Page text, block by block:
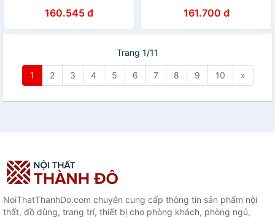
160.545 đ 161.700 đ
Trang 1/11
1 2 3 4 5 6 7 8 9 10 »
NoiThatThanhDo.com chuyên cung cấp thông tin sản phẩm nội
thất, đồ dùng, trang trí, thiết bị cho phòng khách, phòng ngủ,